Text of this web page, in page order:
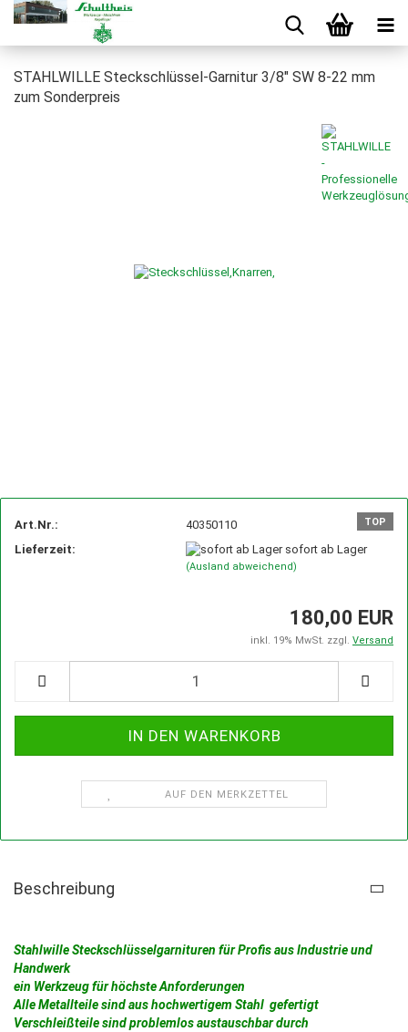
STAHLWILLE Steckschlüssel-Garnitur 3/8" SW 8-22 mm
zum Sonderpreis
TOP
Art.Nr.:
40350110
Lieferzeit:
sofort ab Lager
(Ausland abweichend)
180,00 EUR
inkl. 19% MwSt. zzgl. Versand
AUF DEN MERKZETTEL
Beschreibung
Stahlwille Steckschlüsselgarnituren für Profis aus Industrie und
Handwerk
ein Werkzeug für höchste Anforderungen
Alle Metallteile sind aus hochwertigem Stahl gefertigt
Verschleißteile sind problemlos austauschbar durch